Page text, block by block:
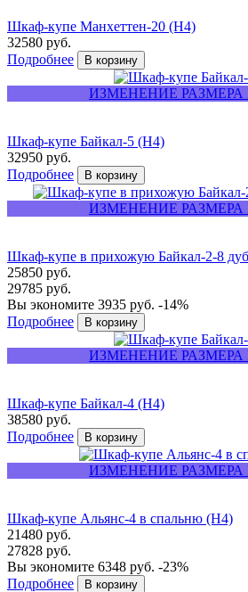
Шкаф-купе Манхеттен-20 (Н4)
32580 руб.
Подробнее
ИЗМЕНЕНИЕ РАЗМЕРА
Шкаф-купе Байкал-5 (Н4)
32950 руб.
Подробнее
ИЗМЕНЕНИЕ РАЗМЕРА
Шкаф-купе в прихожую Байкал-2-8
25850 руб.
29785 руб.
Вы экономите 3935 руб. -14%
Подробнее
ИЗМЕНЕНИЕ РАЗМЕРА
Шкаф-купе Байкал-4 (Н4)
38580 руб.
Подробнее
ИЗМЕНЕНИЕ РАЗМЕРА
Шкаф-купе Альянс-4 в спальню (Н4)
21480 руб.
27828 руб.
Вы экономите 6348 руб. -23%
Подробнее